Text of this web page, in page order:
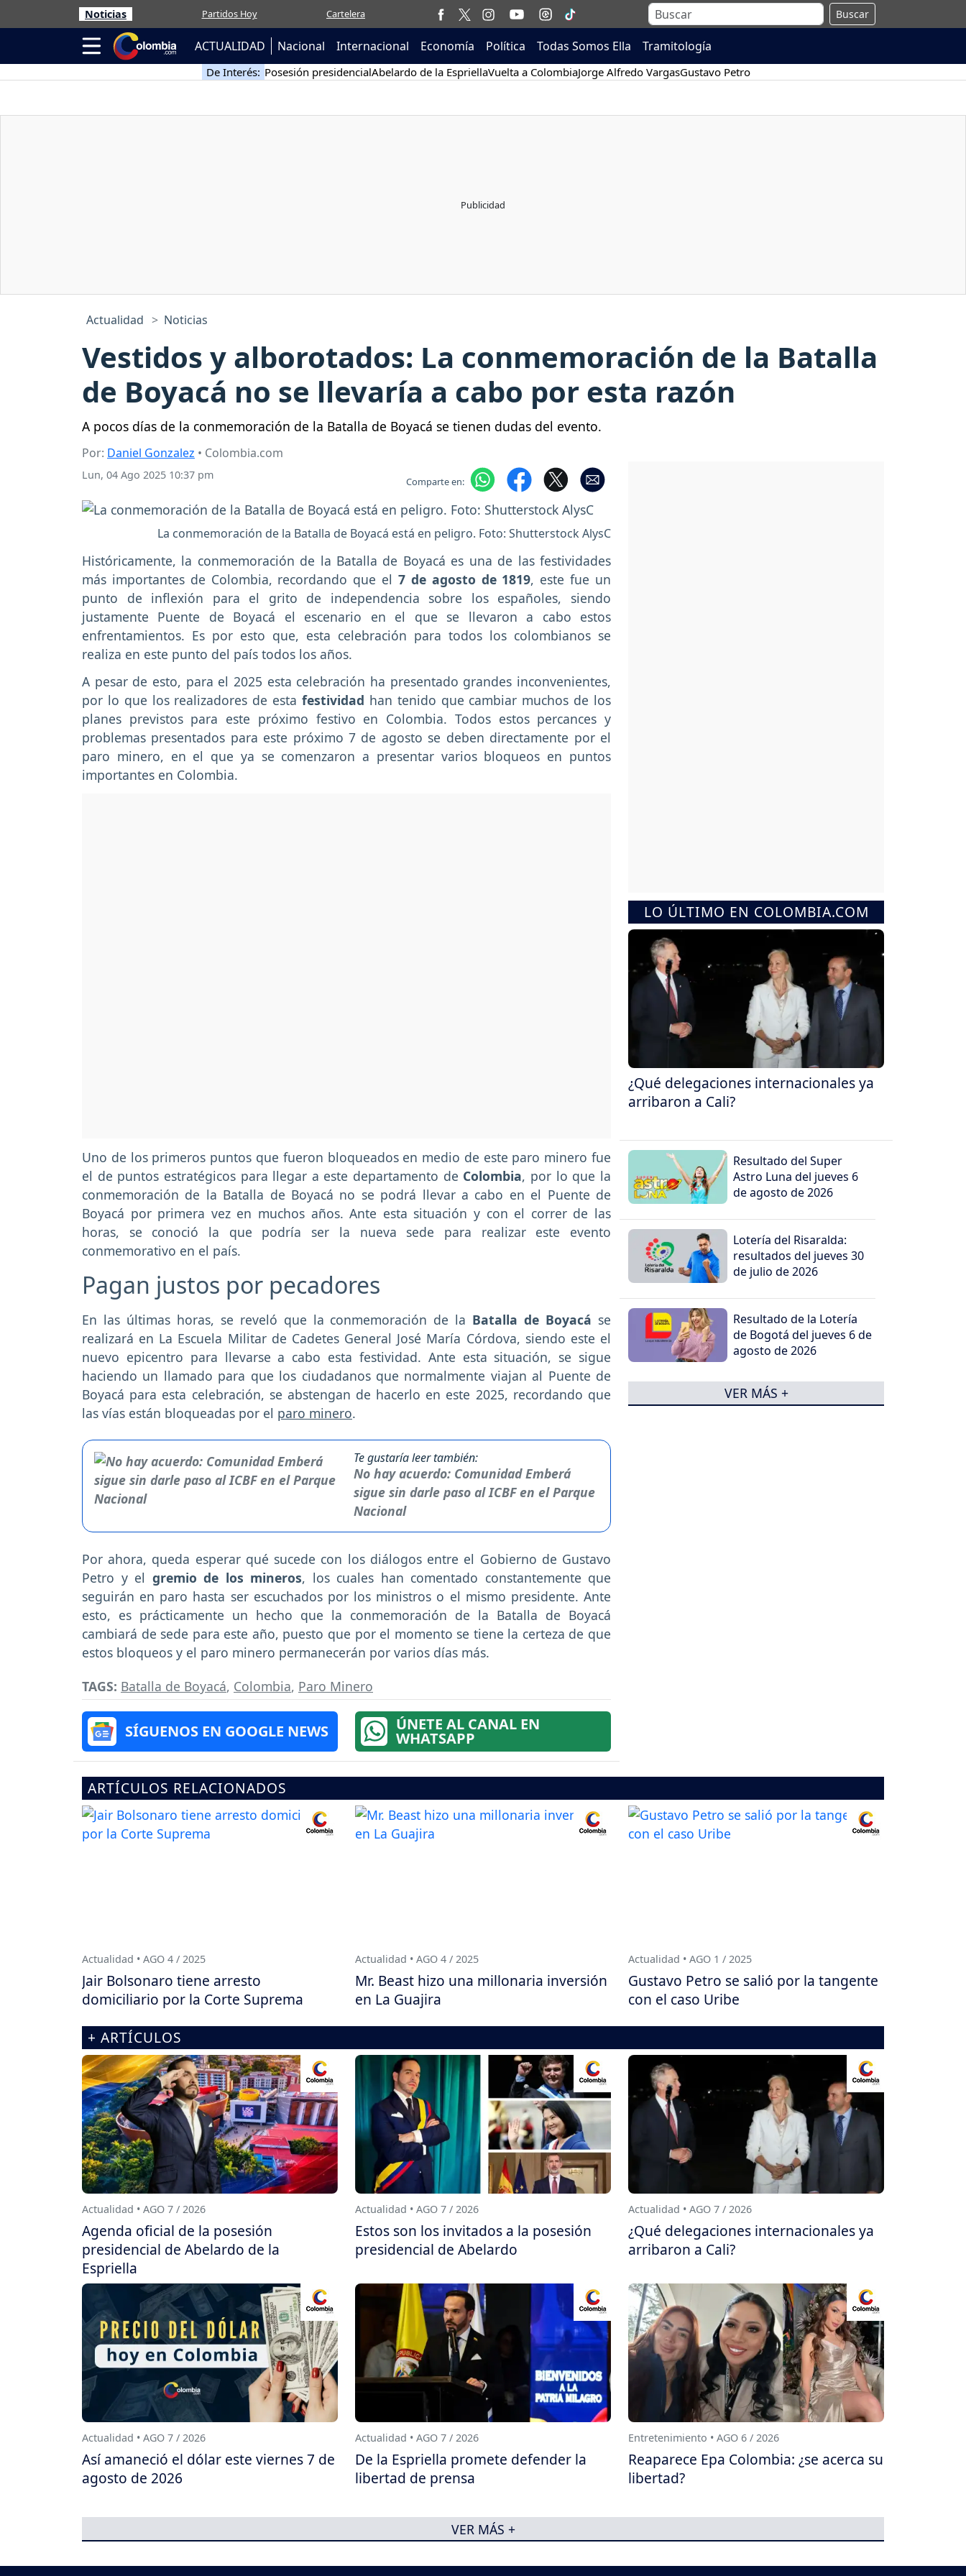
Noticias Partidos Hoy Cartelera Buscar
ACTUALIDAD Nacional Internacional Economía Política Todas Somos Ella Tramitología
De Interés: Posesión presidencialAbelardo de la EspriellaVuelta a ColombiaJorge Alfredo VargasGustavo Petro
Actualidad Noticias
Vestidos y alborotados: La conmemoración de la Batalla
de Boyacá no se llevaría a cabo por esta razón
A pocos días de la conmemoración de la Batalla de Boyacá se tienen dudas del evento.
Por: Daniel Gonzalez • Colombia.com
Lun, 04 Ago 2025 10:37 pm Comparte en:
La conmemoración de la Batalla de Boyacá está en peligro. Foto: Shutterstock AlysC
Históricamente, la conmemoración de la Batalla de Boyacá es una de las festividades
más importantes de Colombia, recordando que el 7 de agosto de 1819, este fue un
punto de inflexión para el grito de independencia sobre los españoles, siendo
justamente Puente de Boyacá el escenario en el que se llevaron a cabo estos
enfrentamientos. Es por esto que, esta celebración para todos los colombianos se
realiza en este punto del país todos los años.
A pesar de esto, para el 2025 esta celebración ha presentado grandes inconvenientes,
por lo que los realizadores de esta festividad han tenido que cambiar muchos de los
planes previstos para este próximo festivo en Colombia. Todos estos percances y
problemas presentados para este próximo 7 de agosto se deben directamente por el
paro minero, en el que ya se comenzaron a presentar varios bloqueos en puntos
importantes en Colombia.
Uno de los primeros puntos que fueron bloqueados en medio de este paro minero fue
el de puntos estratégicos para llegar a este departamento de Colombia, por lo que la
conmemoración de la Batalla de Boyacá no se podrá llevar a cabo en el Puente de
Boyacá por primera vez en muchos años. Ante esta situación y con el correr de las
horas, se conoció la que podría ser la nueva sede para realizar este evento
conmemorativo en el país.
Pagan justos por pecadores
En las últimas horas, se reveló que la conmemoración de la Batalla de Boyacá se
realizará en La Escuela Militar de Cadetes General José María Córdova, siendo este el
nuevo epicentro para llevarse a cabo esta festividad. Ante esta situación, se sigue
haciendo un llamado para que los ciudadanos que normalmente viajan al Puente de
Boyacá para esta celebración, se abstengan de hacerlo en este 2025, recordando que
las vías están bloqueadas por el paro minero.
Te gustaría leer también:
No hay acuerdo: Comunidad Emberá
sigue sin darle paso al ICBF en el Parque
Nacional
Por ahora, queda esperar qué sucede con los diálogos entre el Gobierno de Gustavo
Petro y el gremio de los mineros, los cuales han comentado constantemente que
seguirán en paro hasta ser escuchados por los ministros o el mismo presidente. Ante
esto, es prácticamente un hecho que la conmemoración de la Batalla de Boyacá
cambiará de sede para este año, puesto que por el momento se tiene la certeza de que
estos bloqueos y el paro minero permanecerán por varios días más.
TAGS: Batalla de Boyacá, Colombia, Paro Minero
SÍGUENOS EN GOOGLE NEWS ÚNETE AL CANAL EN
WHATSAPP
LO ÚLTIMO EN COLOMBIA.COM
¿Qué delegaciones internacionales ya
arribaron a Cali?
Resultado del Super
Astro Luna del jueves 6
de agosto de 2026
Lotería del Risaralda:
resultados del jueves 30
de julio de 2026
Resultado de la Lotería
de Bogotá del jueves 6 de
agosto de 2026
VER MÁS +
ARTÍCULOS RELACIONADOS
Actualidad • AGO 4 / 2025
Jair Bolsonaro tiene arresto
domiciliario por la Corte Suprema
Actualidad • AGO 4 / 2025
Mr. Beast hizo una millonaria inversión
en La Guajira
Actualidad • AGO 1 / 2025
Gustavo Petro se salió por la tangente
con el caso Uribe
+ ARTÍCULOS
Actualidad • AGO 7 / 2026
Agenda oficial de la posesión
presidencial de Abelardo de la
Espriella
Actualidad • AGO 7 / 2026
Estos son los invitados a la posesión
presidencial de Abelardo
Actualidad • AGO 7 / 2026
¿Qué delegaciones internacionales ya
arribaron a Cali?
Actualidad • AGO 7 / 2026
Así amaneció el dólar este viernes 7 de
agosto de 2026
Actualidad • AGO 7 / 2026
De la Espriella promete defender la
libertad de prensa
Entretenimiento • AGO 6 / 2026
Reaparece Epa Colombia: ¿se acerca su
libertad?
VER MÁS +